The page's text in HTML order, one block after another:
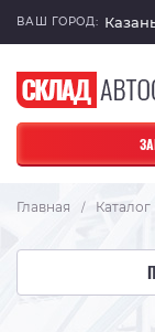
ВАШ ГОРОД:
Главная / Каталог